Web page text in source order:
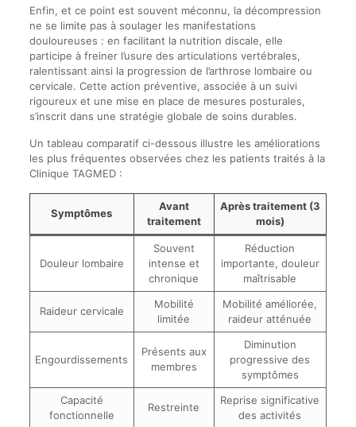
Enfin, et ce point est souvent méconnu, la décompression
ne se limite pas à soulager les manifestations
douloureuses : en facilitant la nutrition discale, elle
participe à freiner l’usure des articulations vertébrales,
ralentissant ainsi la progression de l’arthrose lombaire ou
cervicale. Cette action préventive, associée à un suivi
rigoureux et une mise en place de mesures posturales,
s’inscrit dans une stratégie globale de soins durables.
Un tableau comparatif ci-dessous illustre les améliorations
les plus fréquentes observées chez les patients traités à la
Clinique TAGMED :
Symptômes
Avant
traitement
Après traitement (3
mois)
Douleur lombaire
Souvent
intense et
chronique
Réduction
importante, douleur
maîtrisable
Raideur cervicale
Mobilité
limitée
Mobilité améliorée,
raideur atténuée
Engourdissements
Présents aux
membres
Diminution
progressive des
symptômes
Capacité
fonctionnelle
Restreinte
Reprise significative
des activités